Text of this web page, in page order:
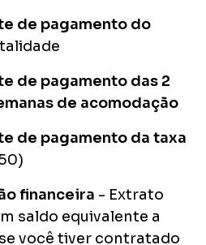
de pagamento do
de pagamento das 2
de acomodação
de pagamento da taxa
financeira - Extrato
saldo equivalente a
você tiver contratado